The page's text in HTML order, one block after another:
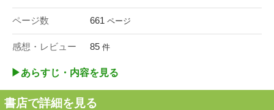
ページ数 661 ページ
感想・レビュー 85 件
▶︎あらすじ・内容を見る
書店で詳細を見る